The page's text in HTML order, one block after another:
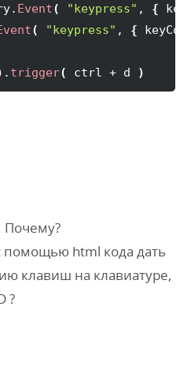
Event( "keypress" , {
( "keypress" , {
. trigger( ctrl + d )
Почему?
помощью html кода дать
клавиш на клавиатуре,
?